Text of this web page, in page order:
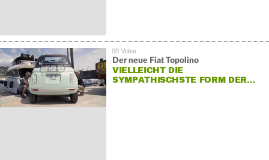
Der neue Fiat Topolino
VIELLEICHT DIE
SYMPATHISCHSTE FORM DER…